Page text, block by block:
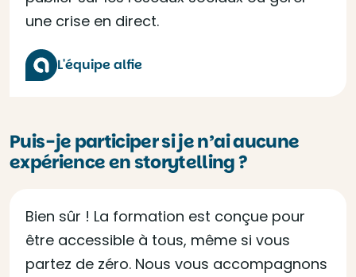
une crise en direct.
L'équipe alfie
Puis-je participer si je n’ai aucune
expérience en storytelling ?
Bien sûr ! La formation est conçue pour
être accessible à tous, même si vous
partez de zéro. Nous vous accompagnons